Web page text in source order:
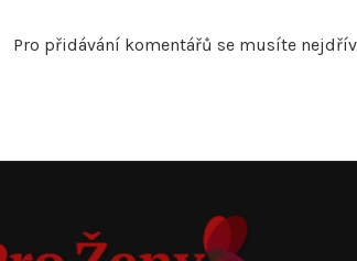
Pro přidávání komentářů se musíte